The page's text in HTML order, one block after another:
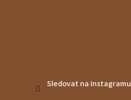
Sledovat na Instagramu